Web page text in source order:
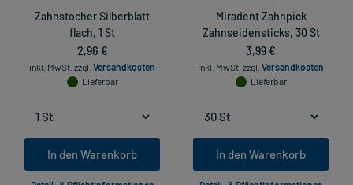
Zahnstocher Silberblatt
flach, 1 St
2,96 €
inkl. MwSt. zzgl. Versandkosten
Lieferbar
In den Warenkorb
Miradent Zahnpick
Zahnseidensticks, 30 St
3,99 €
inkl. MwSt. zzgl. Versandkosten
Lieferbar
In den Warenkorb